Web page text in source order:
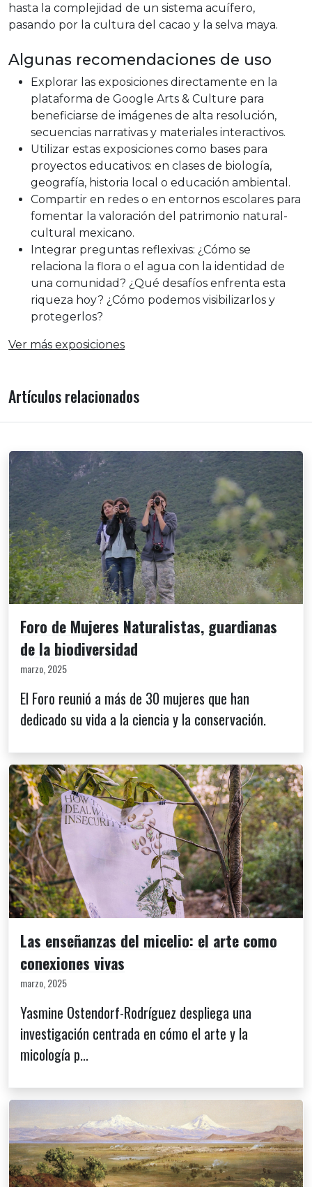
hasta la complejidad de un sistema acuífero,
pasando por la cultura del cacao y la selva maya.
Algunas recomendaciones de uso
Explorar las exposiciones directamente en la
plataforma de Google Arts & Culture para
beneficiarse de imágenes de alta resolución,
secuencias narrativas y materiales interactivos.
Utilizar estas exposiciones como bases para
proyectos educativos: en clases de biología,
geografía, historia local o educación ambiental.
Compartir en redes o en entornos escolares para
fomentar la valoración del patrimonio natural-
cultural mexicano.
Integrar preguntas reflexivas: ¿Cómo se
relaciona la flora o el agua con la identidad de
una comunidad? ¿Qué desafíos enfrenta esta
riqueza hoy? ¿Cómo podemos visibilizarlos y
protegerlos?
Ver más exposiciones
Artículos relacionados
Foro de Mujeres Naturalistas, guardianas
de la biodiversidad
marzo, 2025
El Foro reunió a más de 30 mujeres que han
dedicado su vida a la ciencia y la conservación.
Las enseñanzas del micelio: el arte como
conexiones vivas
marzo, 2025
Yasmine Ostendorf-Rodríguez despliega una
investigación centrada en cómo el arte y la
micología p...